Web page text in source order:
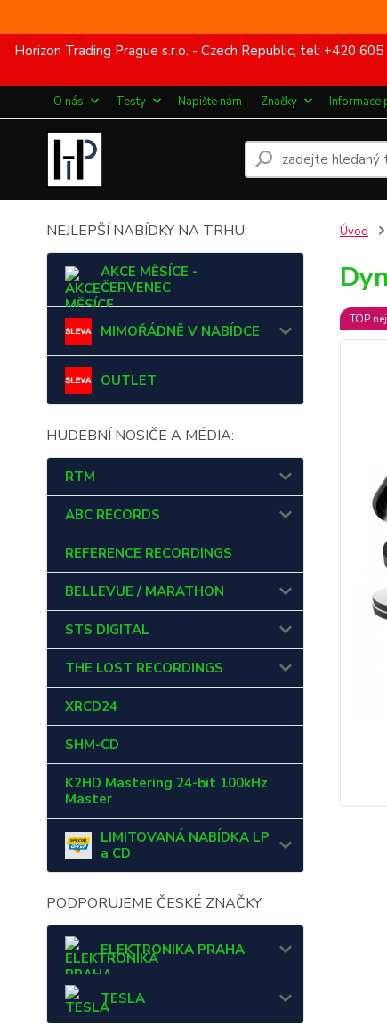
Horizon Trading Prague s.r.o. - Czech Republic, tel: +420
O nás Testy Napište nám Značky Informace
NEJLEPŠÍ NABÍDKY NA TRHU:
AKCE MĚSÍCE -
ČERVENEC
MIMOŘÁDNĚ V NABÍDCE
OUTLET
HUDEBNÍ NOSIČE A MÉDIA:
RTM
ABC RECORDS
REFERENCE RECORDINGS
BELLEVUE / MARATHON
STS DIGITAL
THE LOST RECORDINGS
XRCD24
SHM-CD
K2HD Mastering 24-bit 100kHz
Master
LIMITOVANÁ NABÍDKA LP
a CD
PODPORUJEME ČESKÉ ZNAČKY:
ELEKTRONIKA PRAHA
TESLA
Úvod
TOP